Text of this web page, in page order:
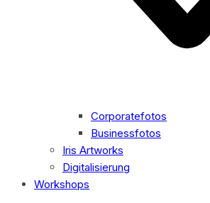
Corporatefotos
Businessfotos
Iris Artworks
Digitalisierung
Workshops